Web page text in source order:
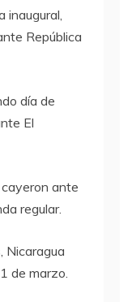
inaugural,
República
día de
El
ante
regular.
Nicaragua
de marzo.